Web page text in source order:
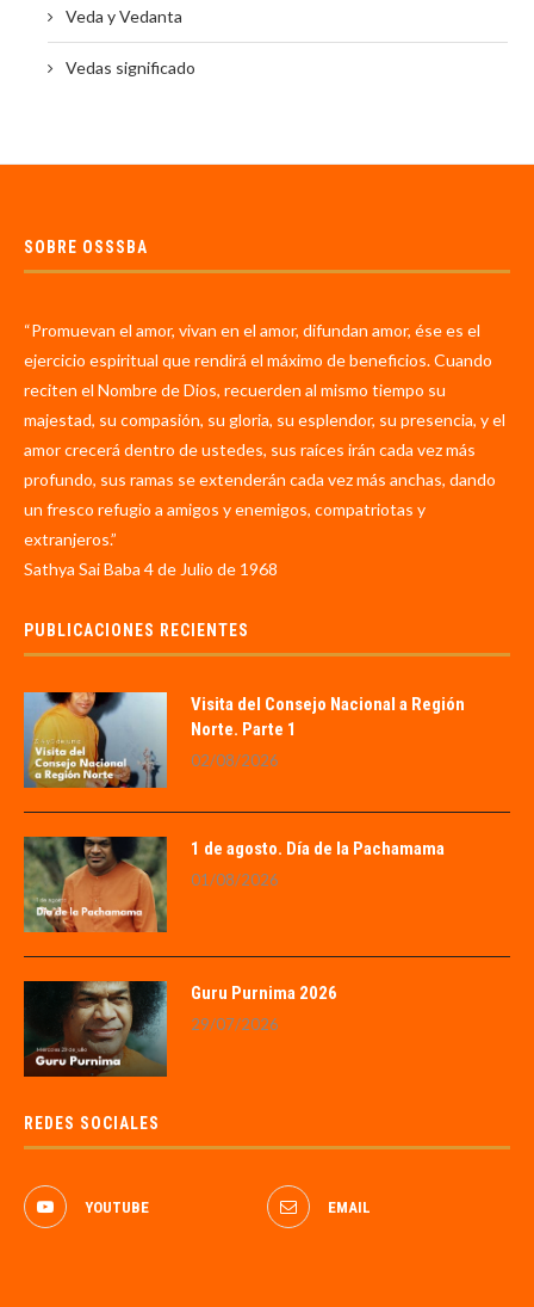
Veda y Vedanta
Vedas significado
SOBRE OSSSBA
“Promuevan el amor, vivan en el amor, difundan amor, ése es el
ejercicio espiritual que rendirá el máximo de beneficios. Cuando
reciten el Nombre de Dios, recuerden al mismo tiempo su
majestad, su compasión, su gloria, su esplendor, su presencia, y el
amor crecerá dentro de ustedes, sus raíces irán cada vez más
profundo, sus ramas se extenderán cada vez más anchas, dando
un fresco refugio a amigos y enemigos, compatriotas y
extranjeros.”
Sathya Sai Baba 4 de Julio de 1968
PUBLICACIONES RECIENTES
Visita del Consejo Nacional a Región
Norte. Parte 1
02/08/2026
1 de agosto. Día de la Pachamama
01/08/2026
Guru Purnima 2026
29/07/2026
REDES SOCIALES
YOUTUBE EMAIL